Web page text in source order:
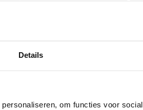
Details
om functies voor
ervoor dat je zonder
50+ jaar ervaring in